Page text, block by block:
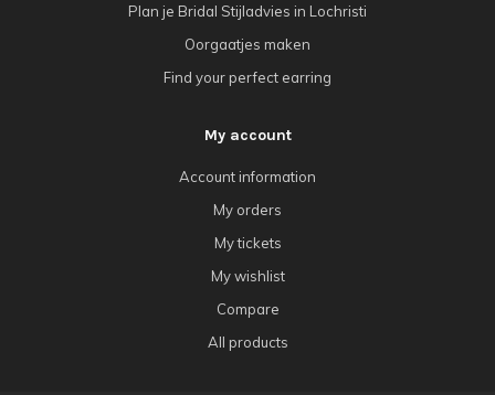
Plan je Bridal Stijladvies in Lochristi
Oorgaatjes maken
Find your perfect earring
My account
Account information
My orders
My tickets
My wishlist
Compare
All products